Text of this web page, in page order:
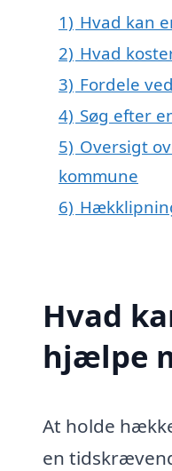
1) Hvad kan
2) Hvad
3) Fordele
4) Søg efter
5) Oversigt
kommune
6)
Hvad
hjælpe
At holde
en